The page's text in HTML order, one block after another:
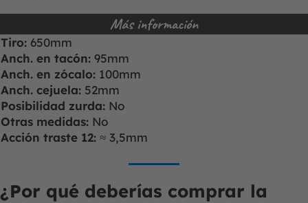
Más información
Tiro: 650mm
Anch. en tacón: 95mm
Anch. en zócalo: 100mm
Anch. cejuela: 52mm
Posibilidad zurda: No
Otras medidas: No
Acción traste 12: ≈ 3,5mm
¿Por qué deberías comprar la